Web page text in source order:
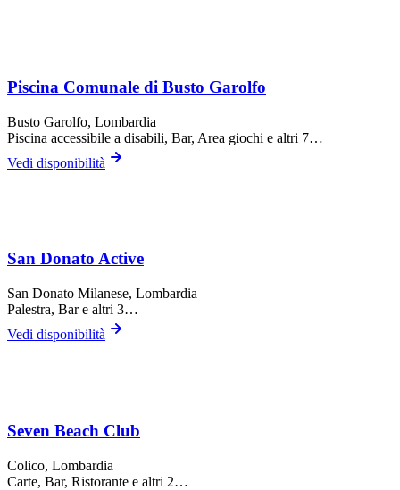
Piscina Comunale di Busto Garolfo
Busto Garolfo, Lombardia
Piscina accessibile a disabili, Bar, Area giochi e altri 7…
Vedi disponibilità
San Donato Active
San Donato Milanese, Lombardia
Palestra, Bare altri 3…
Vedi disponibilità
Seven Beach Club
Colico, Lombardia
Carte, Bar, Ristorante e altri 2…